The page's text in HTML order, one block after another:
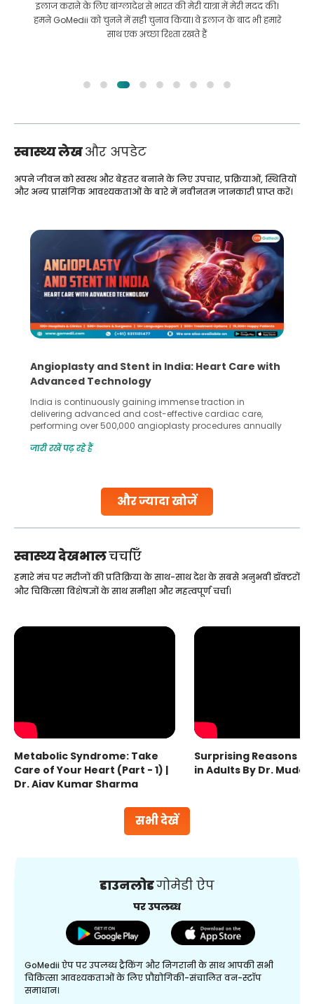
इलाज कराने के लिए बांग्लादेश से भारत की मेरी यात्रा में मेरी मदद की।
हमने GoMedii को चुनने में सही चुनाव किया। वे इलाज के बाद भी हमारे
साथ एक अच्छा रिश्ता रखते हैं
स्वास्थ्य लेखऔर अपडेट
और ज्यादा खोजें
अपने जीवन को स्वस्थ और बेहतर बनाने के लिए उपचार, प्रक्रियाओं, स्थितियों
और अन्य प्रासंगिक आवश्यकताओं के बारे में नवीनतम जानकारी प्राप्त करें।
Angioplasty and Stent in India: Heart Care with
Advanced Technology
India is continuously gaining immense traction in
delivering advanced and cost-effective cardiac care,
performing over 500,000 angioplasty procedures annually
globe are searching for treatments like angioplasty and
Studies, such as one published
जारी रखें पढ़ रहे हैं
स्वास्थ्य देखभालचर्चाएँ
सभी देखें
हमारे मंच पर मरीजों की प्रतिक्रिया के साथ-साथ देश के सबसे अनुभवी डॉक्टरों
और चिकित्सा विशेषज्ञों के साथ समीक्षा और महत्वपूर्ण चर्चा।
Metabolic Syndrome: Take
Care of Your Heart (Part - 1) |
Dr. Ajay Kumar Sharma
Surprising Reasons
in Adults By Dr.
डाउनलोडगोमेडी ऐप
पर उपलब्ध
GoMedii ऐप पर उपलब्ध ट्रैकिंग और निगरानी के साथ आपकी सभी
चिकित्सा आवश्यकताओं के लिए प्रौद्योगिकी-संचालित वन-स्टॉप
समाधान।